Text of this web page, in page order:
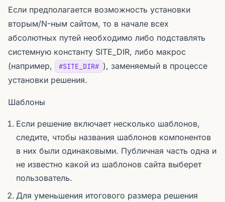
Если предполагается возможность установки
вторым/N-ным сайтом, то в начале всех
абсолютных путей необходимо либо подставлять
системную константу SITE_DIR, либо макрос
(например,
#SITE_DIR# ), заменяемый в процессе
установки решения.
Шаблоны
Если решение включает несколько шаблонов,
следите, чтобы названия шаблонов компонентов
в них были одинаковыми. Публичная часть одна и
не известно какой из шаблонов сайта выберет
пользователь.
Для уменьшения итогового размера решения